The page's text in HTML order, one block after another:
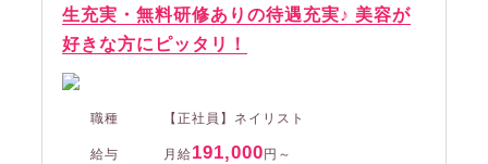
生充実・無料研修ありの待遇充実♪ 美容が
好きな方にピッタリ！
職種 【正社員】ネイリスト
給与 月給191,000 円～